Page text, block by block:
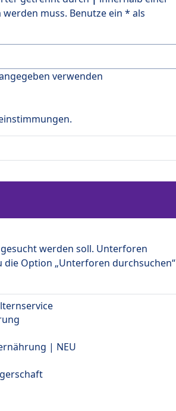
muss. Benutze ein * als
verwenden
werden soll. Unterforen
Option „Unterforen durchsuchen“